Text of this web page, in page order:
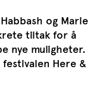
og Marie
tiltak for å
nye muligheter.
Here &